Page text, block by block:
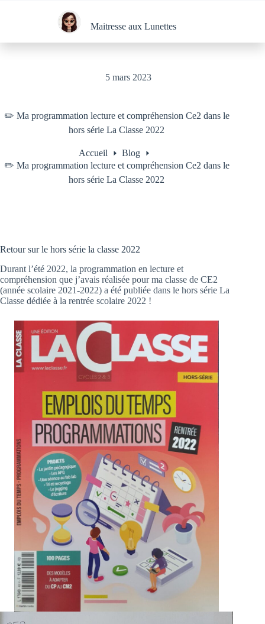
Maitresse aux Lunettes
5 mars 2023
✏️ Ma programmation lecture et compréhension Ce2 dans le
hors série La Classe 2022
Accueil
Blog
✏️ Ma programmation lecture et compréhension Ce2 dans le
hors série La Classe 2022
Retour sur le hors série la classe 2022
Durant l’été 2022, la programmation en lecture et
compréhension que j’avais réalisée pour ma classe de CE2
(année scolaire 2021-2022) a été publiée dans le hors série La
Classe dédiée à la rentrée scolaire 2022 !